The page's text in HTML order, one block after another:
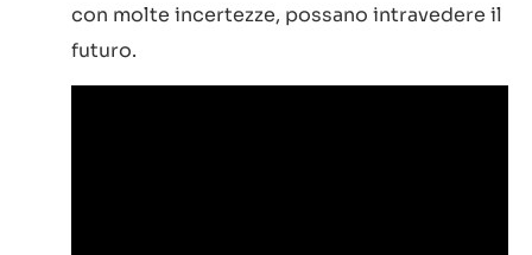
con molte incertezze, possano intravedere il
futuro.